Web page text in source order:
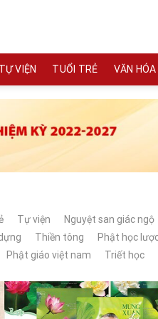
TỰ VIỆN TUỔI TRẺ VĂN HÓA
Tự viện Nguyệt san giác ngộ
Thiền tông Phật học
Phật giáo việt nam Triết học